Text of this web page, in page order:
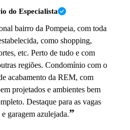
do Especialista
bairro da Pompeia, com toda
como shopping,
etc. Perto de tudo e com
regiões. Condomínio com o
acabamento da REM, com
projetados e ambientes bem
Destaque para as vagas
garagem azulejada.”